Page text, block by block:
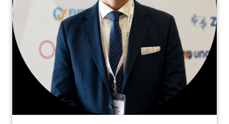
Scopri il nostro metodo